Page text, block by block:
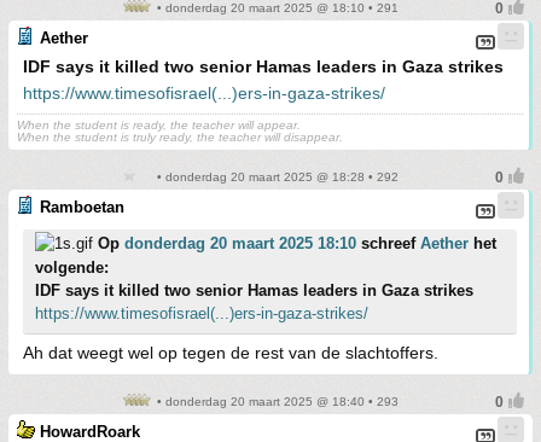
• donderdag 20 maart 2025 @ 18:10 • 291
Aether
IDF says it killed two senior Hamas leaders in Gaza strikes
https://www.timesofisrael(...)ers-in-gaza-strikes/
When the student is ready, the teacher will appear.
When the student is truly ready, the teacher will disappear.
• donderdag 20 maart 2025 @ 18:28 • 292
Ramboetan
Op donderdag 20 maart 2025 18:10 schreef Aether het
volgende:
IDF says it killed two senior Hamas leaders in Gaza strikes
https://www.timesofisrael(...)ers-in-gaza-strikes/
Ah dat weegt wel op tegen de rest van de slachtoffers.
• donderdag 20 maart 2025 @ 18:40 • 293
HowardRoark